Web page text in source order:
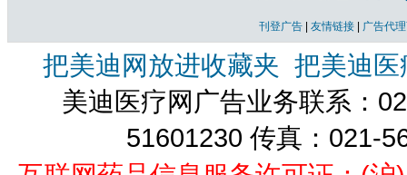
刊登广告 友情链接 广告代
把美迪网放进收藏夹 把美迪
美迪医疗网广告业务联系：
51601230 传真：021-